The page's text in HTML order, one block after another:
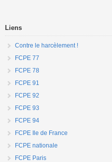
Liens
Contre le harcèlement !
FCPE 77
FCPE 78
FCPE 91
FCPE 92
FCPE 93
FCPE 94
FCPE Ile de France
FCPE nationale
FCPE Paris